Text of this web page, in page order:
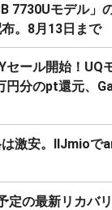
7730Uモデル」
。8月13日まで
セール開始！UQ
円分のpt還元、
は激安。IIJmioで
定の最新リカバ